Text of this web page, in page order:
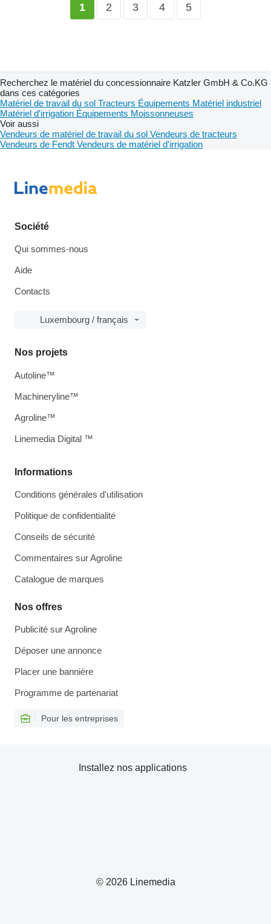
1 2 3 4 5
Recherchez le matériel du concessionnaire Katzler GmbH & Co.KG
dans ces catégories
Matériel de travail du sol Tracteurs Équipements Matériel industriel
Matériel d'irrigation Équipements Moissonneuses
Voir aussi
Vendeurs de matériel de travail du sol Vendeurs de tracteurs
Vendeurs de Fendt Vendeurs de matériel d'irrigation
Société
Qui sommes-nous
Aide
Contacts
Luxembourg / français
Informations
Conditions générales d'utilisation
Politique de confidentialité
Conseils de sécurité
Commentaires sur Agroline
Catalogue de marques
Nos offres
Publicité sur Agroline
Déposer une annonce
Placer une bannière
Programme de partenariat
Pour les entreprises
Nos projets
Autoline™
Machineryline™
Agroline™
Linemedia Digital ™
© 2026 Linemedia
Installez nos applications